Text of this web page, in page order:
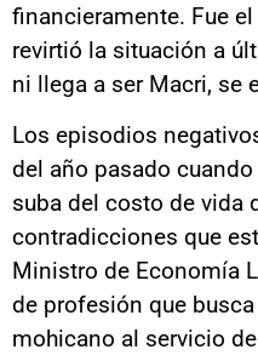
financieramente. Fue
revirtió la situación a
ni llega a ser Macri, se
Los episodios
del año pasado
suba del costo de vida
contradicciones que
Ministro de Economía
de profesión que
mohicano al servicio